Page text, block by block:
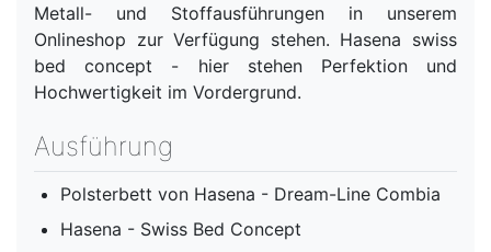
Metall- und Stoffausführungen in unserem
Onlineshop zur Verfügung stehen. Hasena swiss
bed concept - hier stehen Perfektion und
Hochwertigkeit im Vordergrund.
Ausführung
Polsterbett von Hasena - Dream-Line Combia
Hasena - Swiss Bed Concept